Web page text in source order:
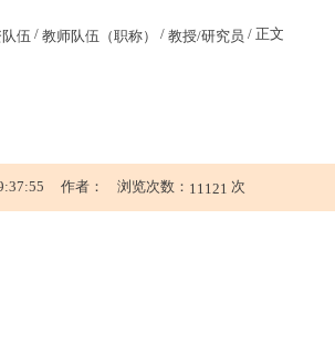
伍 / 教师队伍（职称） / 教授/研究员 / 正文
作者： 浏览次数： 11121 次